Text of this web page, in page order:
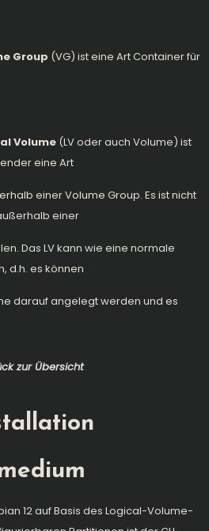
Group (VG) ist eine Art Container für
Volume(LV oder auch Volume) ist
eine Art
Volume Group. Es ist nicht
einer
LV kann wie eine normale
d.h. es können
angelegt werden und es
zur Übersicht
12 auf Basis des Logical-Volume-